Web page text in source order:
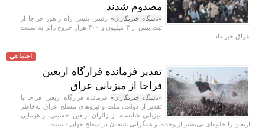
مصدوم شدند
«باشگاه خبرنگاران» رئیس پلیس راه راهور فراجا از
ثبت بیش از ۳ میلیون و ۳۰۰ هزار خروج زائر به سمت
عراق خبر داد.
اجتماعی
تقدیر فرمانده قرارگاه اربعین
فراجا از میزبانی عراق
«باشگاه خبرنگاران» فرمانده قرارگاه اربعین فراجا با
تقدیر از دولت، ملت و نیروهای مسلح عراق به‌خاطر
میزبانی شایسته از زائران اربعین حسینی، راهپیمایی
اربعین را جلوه‌ای بی‌نظیر از وحدت و همگرایی شیعیان در سطح جهان دانست.